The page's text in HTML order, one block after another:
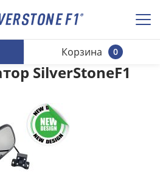
0
Корзина
SilverStoneF1